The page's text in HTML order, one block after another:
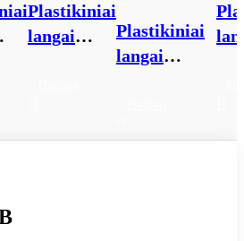
Plastikiniai
langai
Plastikiniai
langai